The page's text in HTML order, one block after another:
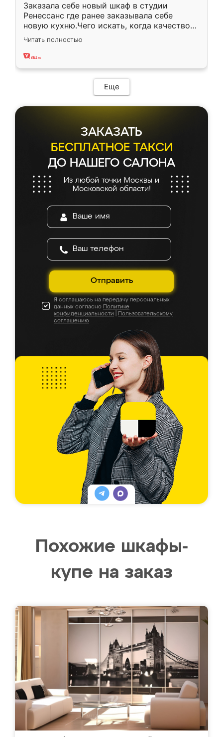
Заказала себе новый шкаф в студии
Ренессанс где ранее заказывала себе
новую кухню.Чего искать, когда качеством
вполне довольна. Служит кухня уже почти
два года, нареканий нет.
Читать полностью
Еще
ЗАКАЗАТЬ
БЕСПЛАТНОЕ ТАКСИ
ДО НАШЕГО САЛОНА
Из любой точки Москвы и
Московской области!
Отправить
Я соглашаюсь на передачу персональных
данных согласно Политике
конфиденциальности
Пользовательскому
соглашению
Похожие шкафы-
купе на заказ